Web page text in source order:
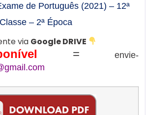
de Português (2021) – 12ª
Classe – 2ª Época
via Google DRIVE
=
envie-